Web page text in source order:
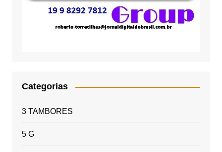
Categorias
3 TAMBORES
5 G